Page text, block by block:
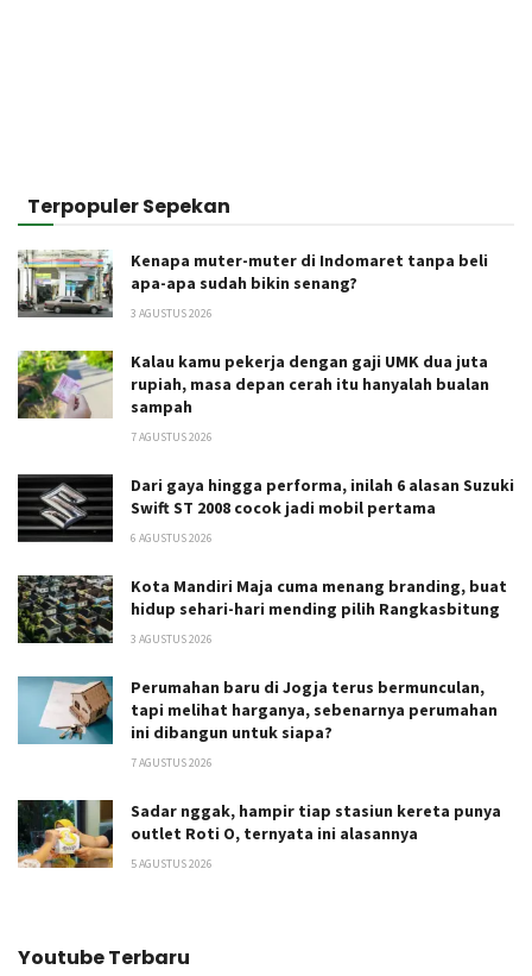
Terpopuler Sepekan
Kenapa muter-muter di Indomaret tanpa beli
apa-apa sudah bikin senang?
3 AGUSTUS 2026
Kalau kamu pekerja dengan gaji UMK dua juta
rupiah, masa depan cerah itu hanyalah bualan
sampah
7 AGUSTUS 2026
Dari gaya hingga performa, inilah 6 alasan Suzuki
Swift ST 2008 cocok jadi mobil pertama
6 AGUSTUS 2026
Kota Mandiri Maja cuma menang branding, buat
hidup sehari-hari mending pilih Rangkasbitung
3 AGUSTUS 2026
Perumahan baru di Jogja terus bermunculan,
tapi melihat harganya, sebenarnya perumahan
ini dibangun untuk siapa?
7 AGUSTUS 2026
Sadar nggak, hampir tiap stasiun kereta punya
outlet Roti O, ternyata ini alasannya
5 AGUSTUS 2026
Youtube Terbaru